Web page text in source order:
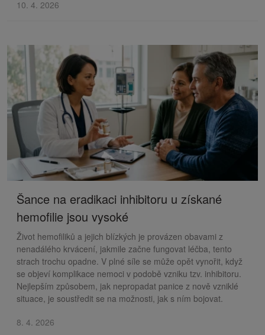
10. 4. 2026
Šance na eradikaci inhibitoru u získané
hemofilie jsou vysoké
Život hemofiliků a jejich blízkých je provázen obavami z
nenadálého krvácení, jakmile začne fungovat léčba, tento
strach trochu opadne. V plné síle se může opět vynořit, když
se objeví komplikace nemoci v podobě vzniku tzv. inhibitoru.
Nejlepším způsobem, jak nepropadat panice z nově vzniklé
situace, je soustředit se na možnosti, jak s ním bojovat.
8. 4. 2026